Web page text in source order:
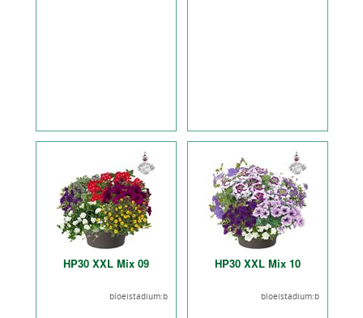
HP30 XXL Mix 09
bloeistadium:b
HP30 XXL Mix 10
bloeistadium:b